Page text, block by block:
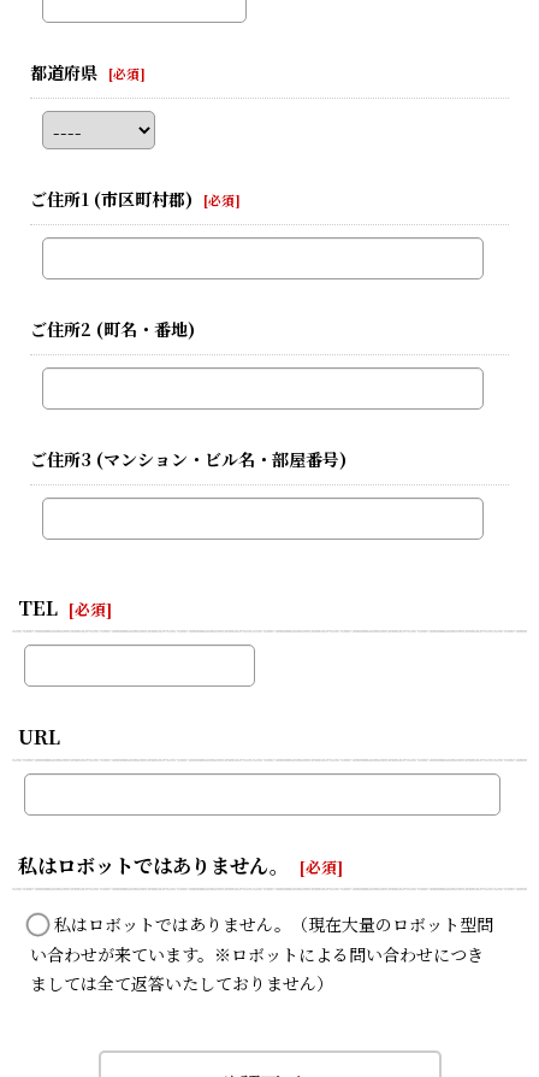
都道府県 [必須]
ご住所1 (市区町村郡) [必須]
ご住所2 (町名・番地)
ご住所3 (マンション・ビル名・部屋番号)
TEL [必須]
URL
私はロボットではありません。 [必須]
私はロボットではありません。（現在大量のロボット型問
い合わせが来ています。※ロボットによる問い合わせにつき
ましては全て返答いたしておりません）